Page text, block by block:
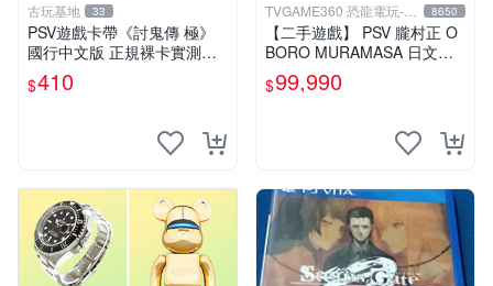
古玩基地 33
PSV遊戲卡帶《討鬼傳 極》
國行中文版 正規裸卡實測無
誤 索尼官方認證 減價促銷 訂
購越早越劃算 討鬼傳 極 PSV
$410
TVGAME360 恐龍電玩-台
中店
8650
【二手遊戲】 PSV 朧村正 O
BORO MURAMASA 日文版
【台中恐龍電玩】
$99,990